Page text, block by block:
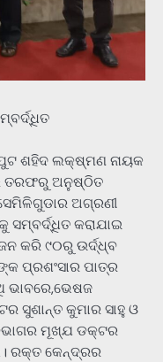
ଶହିଦ ଲକ୍ଷ୍ମଣ ନାୟକ
ତରଫରୁ ଅନୁଷ୍ଠିତ
ଅଗ୍ରଣୀ
ସମ୍ବର୍ଦ୍ଧିତ କରାଯାଇ
କରି ୯୦ରୁ ଉର୍ଦ୍ଧ୍ବ
ପ୍ରଶଂସାର ପାତ୍ର
ସୁଶାନ୍ତ କୁମାର ସାହୁ ଓ
ମୂଖ୍ଯ ଡକ୍ଟର
ରକ୍ତ କେନ୍ଦ୍ରର